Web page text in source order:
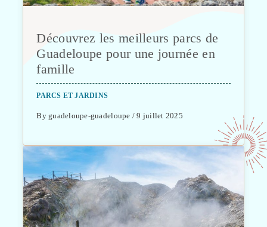
Découvrez les meilleurs parcs de
Guadeloupe pour une journée en
famille
PARCS ET JARDINS
By guadeloupe-guadeloupe / 9 juillet 2025